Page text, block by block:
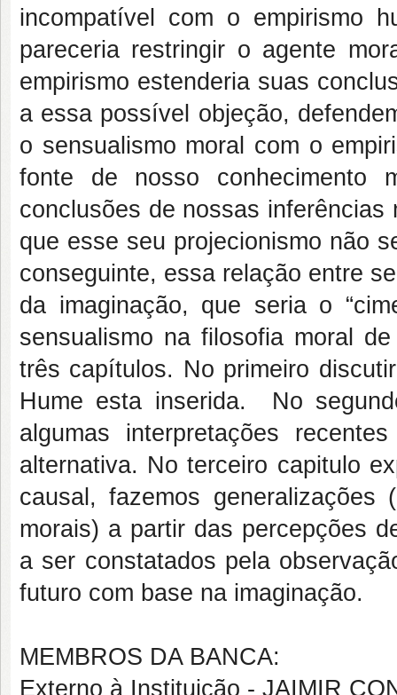
incompatível com o empirismo
pareceria restringir o agente
empirismo estenderia suas
a essa possível objeção,
o sensualismo moral com o
fonte de nosso
conclusões de nossas
que esse seu projecionismo não
conseguinte, essa relação entre
da imaginação, que seria o
sensualismo na filosofia moral
três capítulos. No primeiro
Hume esta inserida. No
algumas interpretações
alternativa. No terceiro capitulo
causal, fazemos
morais) a partir das percepções
a ser constatados pela
futuro com base na imaginação.
MEMBROS DA BANCA:
Externo à Instituição - JAIMIR